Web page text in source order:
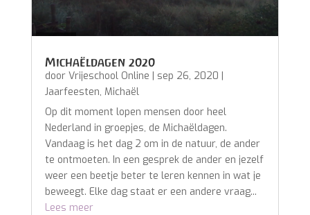
Michaëldagen 2020
door Vrijeschool Online | sep 26, 2020 |
Jaarfeesten, Michaël
Op dit moment lopen mensen door heel
Nederland in groepjes, de Michaëldagen.
Vandaag is het dag 2 om in de natuur, de ander
te ontmoeten. In een gesprek de ander en jezelf
weer een beetje beter te leren kennen in wat je
beweegt. Elke dag staat er een andere vraag...
Lees meer